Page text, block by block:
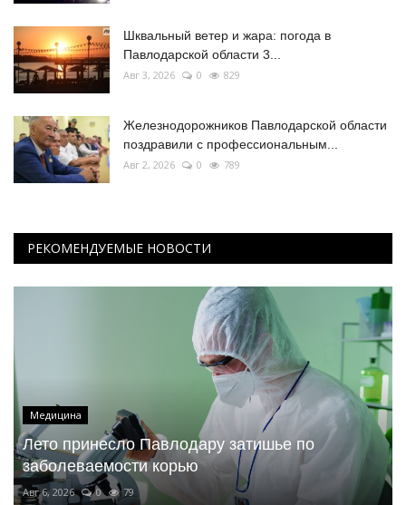
Шквальный ветер и жара: погода в
Павлодарской области 3...
Авг 3, 2026 0 829
Железнодорожников Павлодарской области
поздравили с профессиональным...
Авг 2, 2026 0 789
РЕКОМЕНДУЕМЫЕ НОВОСТИ
Медицина
Лето принесло Павлодару затишье по
заболеваемости корью
Авг 6, 2026 0 79